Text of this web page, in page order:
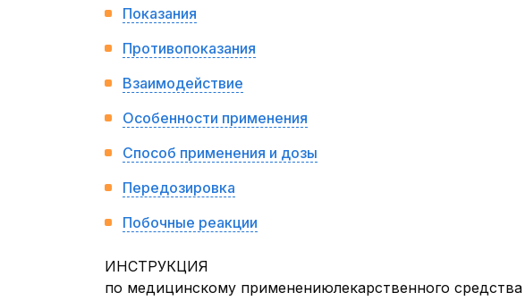
Показания
Противопоказания
Взаимодействие
Особенности применения
Способ применения и дозы
Передозировка
Побочные реакции
ИНСТРУКЦИЯ
по медицинскому применениюлекарственного средства